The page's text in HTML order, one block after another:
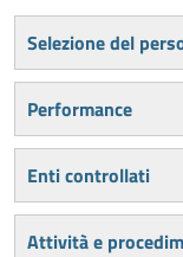
Selezione del
Performance
Enti controllati
Attività e